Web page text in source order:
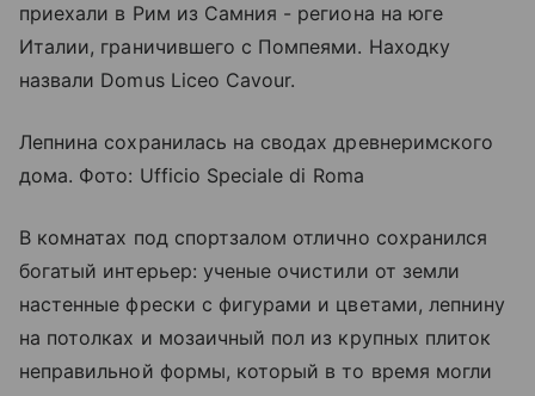
приехали в Рим из Самния - региона на юге
Италии, граничившего с Помпеями. Находку
назвали Domus Liceo Cavour.
Лепнина сохранилась на сводах древнеримского
дома. Фото: Ufficio Speciale di Roma
В комнатах под спортзалом отлично сохранился
богатый интерьер: ученые очистили от земли
настенные фрески с фигурами и цветами, лепнину
на потолках и мозаичный пол из крупных плиток
неправильной формы, который в то время могли